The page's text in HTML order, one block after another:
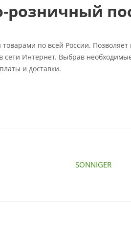
розничный
по всей России.
сети Интернет. Выбрав
и доставки.
SONNIGER